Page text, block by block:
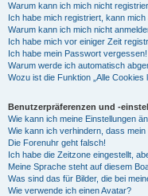
Warum kann ich mich nicht
Ich habe mich registriert, kann mich
Warum kann ich mich nicht
Ich habe mich vor einiger Zeit
Ich habe mein Passwort vergessen!
Warum werde ich automatisch
Wozu ist die Funktion „Alle Cookies
Benutzerpräferenzen und -
Wie kann ich meine Einstellungen
Wie kann ich verhindern, dass
Die Forenuhr geht falsch!
Ich habe die Zeitzone eingestellt,
Meine Sprache steht auf diesem
Was sind das für Bilder, die bei
Wie verwende ich einen Avatar?